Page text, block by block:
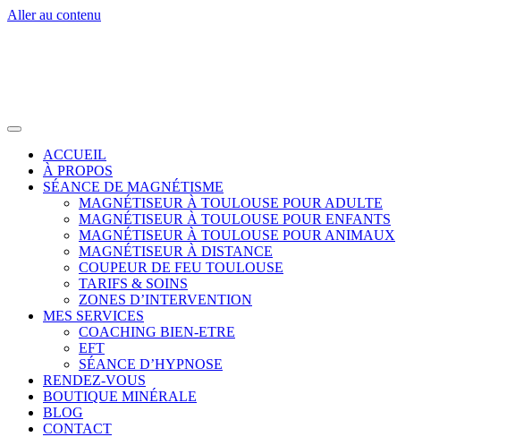
Aller au contenu
ACCUEIL
À PROPOS
SÉANCE DE MAGNÉTISME
MAGNÉTISEUR À TOULOUSE POUR ADULTE
MAGNÉTISEUR À TOULOUSE POUR ENFANTS
MAGNÉTISEUR À TOULOUSE POUR ANIMAUX
MAGNÉTISEUR À DISTANCE
COUPEUR DE FEU TOULOUSE
TARIFS & SOINS
ZONES D’INTERVENTION
MES SERVICES
COACHING BIEN-ETRE
EFT
SÉANCE D’HYPNOSE
RENDEZ-VOUS
BOUTIQUE MINÉRALE
BLOG
CONTACT